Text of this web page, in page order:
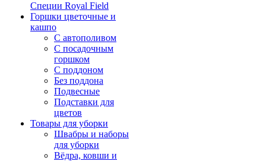
Специи Royal Field
Горшки цветочные и
кашпо
С автополивом
С посадочным
горшком
С поддоном
Без поддона
Подвесные
Подставки для
цветов
Товары для уборки
Швабры и наборы
для уборки
Вёдра, ковши и